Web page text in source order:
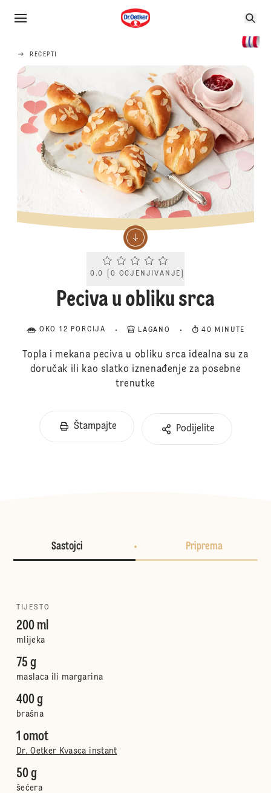
RECEPTI
Current rating 0.0. Click to rate.
0.0 [0 OCJENJIVANJE
Peciva u obliku srca
OKO 12 PORCIJA LAGANO 40 MINUTE
Topla i mekana peciva u obliku srca idealna su za
doručak ili kao slatko iznenađenje za posebne
trenutke
Štampajte Podijelite
Sastojci Priprema
TIJESTO
200 ml
mlijeka
75 g
maslaca ili margarina
400 g
brašna
1 omot
Dr. Oetker Kvasca instant
50 g
šećera